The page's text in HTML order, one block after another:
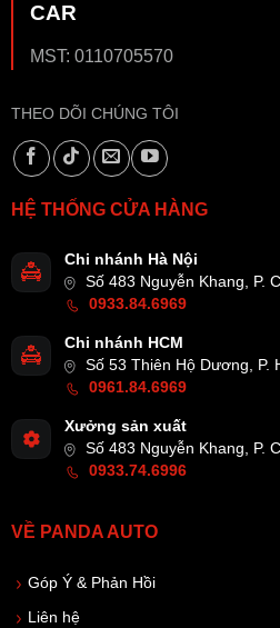
CAR
MST: 0110705570
THEO DÕI CHÚNG TÔI
HỆ THỐNG CỬA HÀNG
Chi nhánh Hà Nội
Số 483 Nguyễn Khang, P.
0933.84.6969
Chi nhánh HCM
Số 53 Thiên Hộ Dương, P.
0961.84.6969
Xưởng sản xuất
Số 483 Nguyễn Khang, P.
0933.74.6996
VỀ PANDA AUTO
Góp Ý & Phản Hồi
Liên hệ